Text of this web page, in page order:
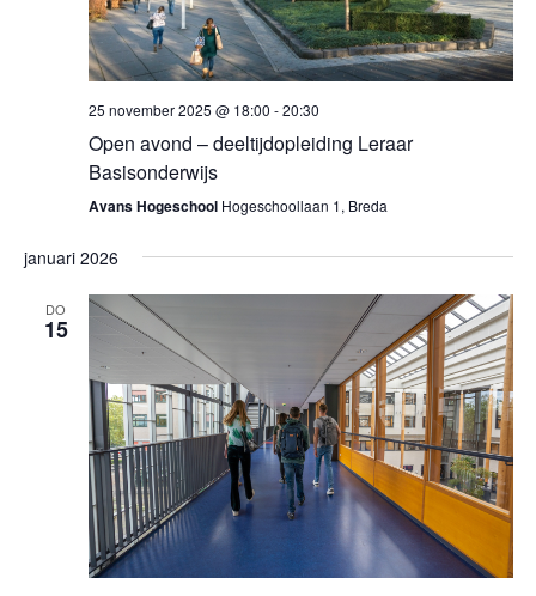
25 november 2025 @ 18:00 -20:30
Open avond – deeltijdopleiding Leraar
Basisonderwijs
Avans Hogeschool Hogeschoollaan 1, Breda
januari 2026
DO
15